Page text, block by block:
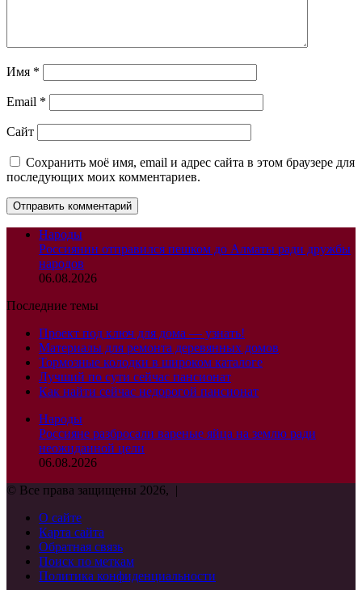
Имя *
Email *
Сайт
Сохранить моё имя, email и адрес сайта в этом браузере для
последующих моих комментариев.
Народы
Россиянин отправился пешком до Алматы ради дружбы
народов
06.08.2026
Последние темы
Проект под ключ для дома — узнать!
Материалы для ремонта деревянных домов
Тормозные колодки в широком каталоге
Лучший по сути сейчас пансионат
Как найти сейчас недорогой пансионат
Народы
Россияне разбросали вареные яйца на землю ради
неожиданной цели
06.08.2026
© Все права защищены 2026, |
О сайте
Карта сайта
Обратная связь
Поиск по меткам
Политика конфиденциальности